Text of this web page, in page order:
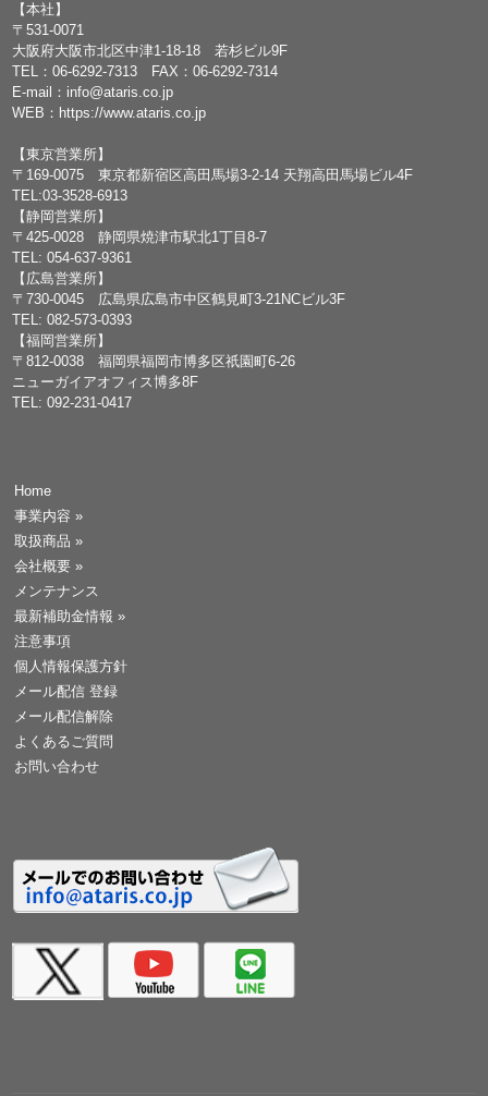
【本社】
〒531-0071
大阪府大阪市北区中津1-18-18 若杉ビル9F
TEL：06-6292-7313 FAX：06-6292-7314
E-mail： info@ataris.co.jp
WEB： https://www.ataris.co.jp
【東京営業所】
〒169-0075 東京都新宿区高田馬場3-2-14 天翔高田馬場ビル4F
TEL:03-3528-6913
【静岡営業所】
〒425-0028 静岡県焼津市駅北1丁目8-7
TEL: 054-637-9361
【広島営業所】
〒730-0045 広島県広島市中区鶴見町3-21NCビル3F
TEL: 082-573-0393
【福岡営業所】
〒812-0038 福岡県福岡市博多区祇園町6-26
ニューガイアオフィス博多8F
TEL: 092-231-0417
Home
事業内容 »
取扱商品 »
会社概要 »
メンテナンス
最新補助金情報 »
注意事項
個人情報保護方針
メール配信 登録
メール配信解除
よくあるご質問
お問い合わせ